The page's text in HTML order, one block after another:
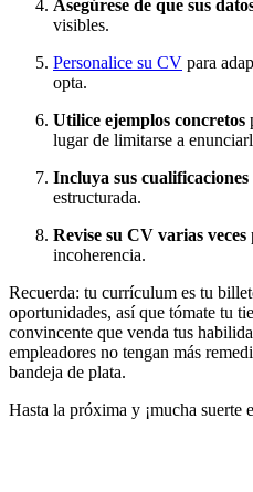
Asegúrese de que sus
visibles.
Personalice su CV para
opta.
Utilice ejemplos concretos
lugar de limitarse a
Incluya sus cualificaciones
estructurada.
Revise su CV varias veces
incoherencia.
Recuerda: tu currículum es tu
oportunidades, así que tómate tu
convincente que venda tus
empleadores no tengan más
bandeja de plata.
Hasta la próxima y ¡mucha suerte